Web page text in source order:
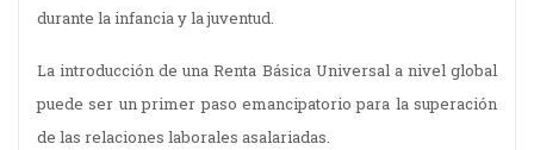
durante la infancia y la juventud.
La introducción de una Renta Básica Universal a nivel global
puede ser un primer paso emancipatorio para la superación
de las relaciones laborales asalariadas.